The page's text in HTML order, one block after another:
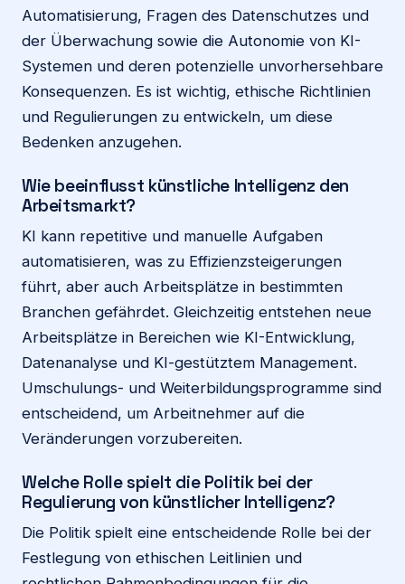
Automatisierung, Fragen des Datenschutzes und
der Überwachung sowie die Autonomie von KI-
Systemen und deren potenzielle unvorhersehbare
Konsequenzen. Es ist wichtig, ethische Richtlinien
und Regulierungen zu entwickeln, um diese
Bedenken anzugehen.
Wie beeinflusst künstliche Intelligenz den
Arbeitsmarkt?
KI kann repetitive und manuelle Aufgaben
automatisieren, was zu Effizienzsteigerungen
führt, aber auch Arbeitsplätze in bestimmten
Branchen gefährdet. Gleichzeitig entstehen neue
Arbeitsplätze in Bereichen wie KI-Entwicklung,
Datenanalyse und KI-gestütztem Management.
Umschulungs- und Weiterbildungsprogramme sind
entscheidend, um Arbeitnehmer auf die
Veränderungen vorzubereiten.
Welche Rolle spielt die Politik bei der
Regulierung von künstlicher Intelligenz?
Die Politik spielt eine entscheidende Rolle bei der
Festlegung von ethischen Leitlinien und